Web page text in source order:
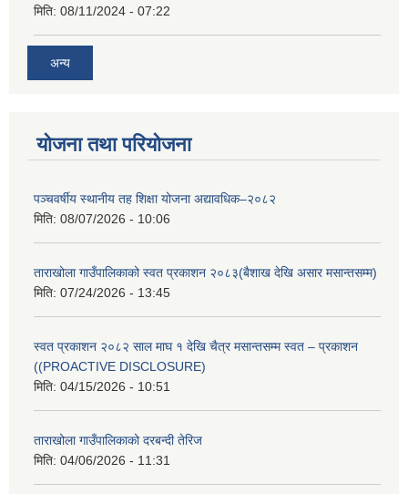
मिति: 08/11/2024 - 07:22
अन्य
योजना तथा परियोजना
पञ्चवर्षीय स्थानीय तह शिक्षा योजना अद्यावधिक–२०८२
मिति: 08/07/2026 - 10:06
ताराखोला गाउँपालिकाको स्वत प्रकाशन २०८३(बैशाख देखि असार मसान्तसम्म)
मिति: 07/24/2026 - 13:45
स्वत प्रकाशन २०८२ साल माघ १ देखि चैत्र मसान्तसम्म स्वत – प्रकाशन
((PROACTIVE DISCLOSURE)
मिति: 04/15/2026 - 10:51
ताराखोला गाउँपालिकाको दरबन्दी तेरिज
मिति: 04/06/2026 - 11:31